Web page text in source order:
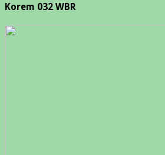
Korem 032 WBR